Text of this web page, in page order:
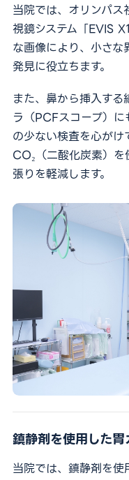
当院では、オリンパ
視鏡システム「EVIS
な画像により、小さな
発見に役立ちます。
また、鼻から挿入する
ラ（PCFスコープ）
の少ない検査を心がけ
CO₂（二酸化炭素）
張りを軽減します。
鎮静剤を使用した
当院では、鎮静剤を